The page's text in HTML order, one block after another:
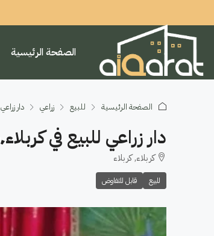
الصفحة الرئيسية
الصفحة الرئيسية للبيع زراعي دار زراعي
دار زراعي للبيع في كربلاء٬شبانات(١٠٠م²)السعر ٥٥مليون دينار
كربلاء, كربلاء
للبيع قابل للتفاوض